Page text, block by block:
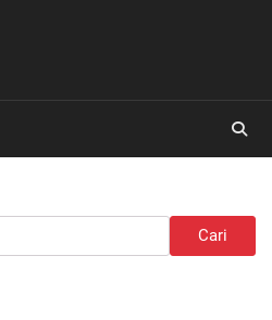
Cari